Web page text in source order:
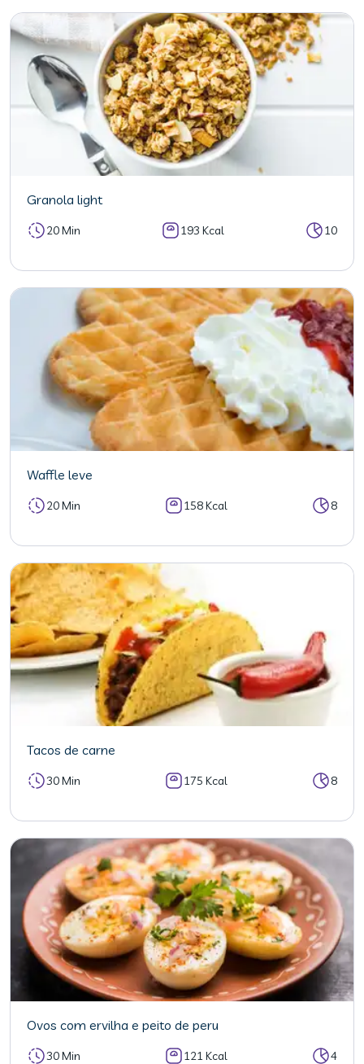
Granola light
20 Min 193 Kcal 10
Waffle leve
20 Min 158 Kcal 8
Tacos de carne
30 Min 175 Kcal 8
Ovos com ervilha e peito de peru
30 Min 121 Kcal 4